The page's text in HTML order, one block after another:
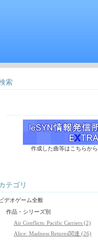
索
作成した曲等はこちらから
テゴリ
ビデオゲーム全般
作品・シリーズ別
Air Conflicts: Pacific Carriers (2)
Alice: Madness Returns関連 (26)